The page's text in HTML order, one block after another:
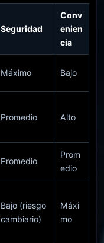
Seguridad
Conv
enien
cia
Máximo Bajo
Promedio Alto
Promedio
Prom
edio
Bajo (riesgo
cambiario)
Máxi
mo